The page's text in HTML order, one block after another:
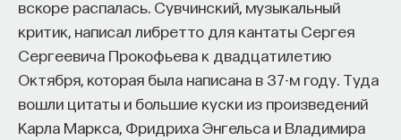
вскоре распалась. Сувчинский, музыкальный
критик, написал либретто для кантаты Сергея
Сергеевича Прокофьева к двадцатилетию
Октября, которая была написана в 37-м году. Туда
вошли цитаты и большие куски из произведений
Карла Маркса, Фридриха Энгельса и Владимира